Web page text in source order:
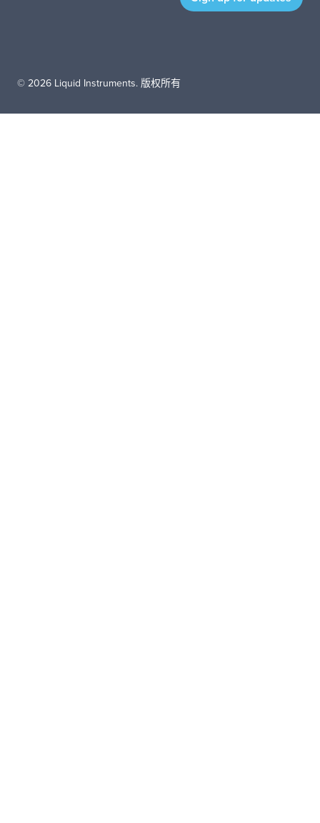
© 2026 Liquid Instruments. 版权所有